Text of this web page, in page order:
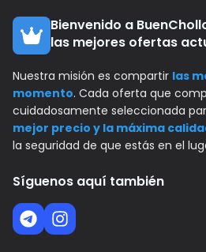
Bienvenido a
las mejores ofertas
Nuestra misión es compartir las
momento. Cada oferta que
cuidadosamente seleccionada
mejor precio y la máxima
la seguridad de que estás en el
Síguenos aquí también